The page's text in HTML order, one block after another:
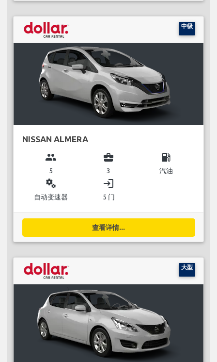
中级
NISSAN ALMERA
group
5
business_center
3
local_gas_station
汽油
miscellaneous_services
自动变速器
login
5 门
查看详情...
大型